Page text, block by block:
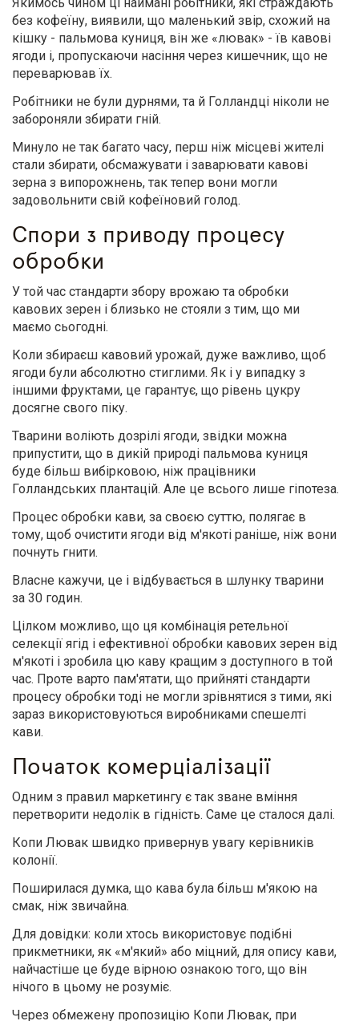
без кофеїну, виявили, що маленький звір, схожий на
кішку - пальмова куниця, він же «лювак» - їв кавові
ягоди і, пропускаючи насіння через кишечник, що не
переварював їх.
Робітники не були дурнями, та й Голландці ніколи не
забороняли збирати гній.
Минуло не так багато часу, перш ніж місцеві жителі
стали збирати, обсмажувати і заварювати кавові
зерна з випорожнень, так тепер вони могли
задовольнити свій кофеїновий голод.
Спори з приводу процесу
обробки
У той час стандарти збору врожаю та обробки
кавових зерен і близько не стояли з тим, що ми
маємо сьогодні.
Коли збираєш кавовий урожай, дуже важливо, щоб
ягоди були абсолютно стиглими. Як і у випадку з
іншими фруктами, це гарантує, що рівень цукру
досягне свого піку.
Тварини воліють дозрілі ягоди, звідки можна
припустити, що в дикій природі пальмова куниця
буде більш вибірковою, ніж працівники
Голландських плантацій. Але це всього лише гіпотеза.
Процес обробки кави, за своєю суттю, полягає в
тому, щоб очистити ягоди від м'якоті раніше, ніж вони
почнуть гнити.
Власне кажучи, це і відбувається в шлунку тварини
за 30 годин.
Цілком можливо, що ця комбінація ретельної
селекції ягід і ефективної обробки кавових зерен від
м'якоті і зробила цю каву кращим з доступного в той
час. Проте варто пам'ятати, що прийняті стандарти
процесу обробки тоді не могли зрівнятися з тими, які
зараз використовуються виробниками спешелті
кави.
Початок комерціалізації
Одним з правил маркетингу є так зване вміння
перетворити недолік в гідність. Саме це сталося далі.
Копи Лювак швидко привернув увагу керівників
колонії.
Поширилася думка, що кава була більш м'якою на
смак, ніж звичайна.
Для довідки: коли хтось використовує подібні
прикметники, як «м'який» або міцний, для опису кави,
найчастіше це буде вірною ознакою того, що він
нічого в цьому не розуміє.
Через обмежену пропозицію Копи Лювак, при